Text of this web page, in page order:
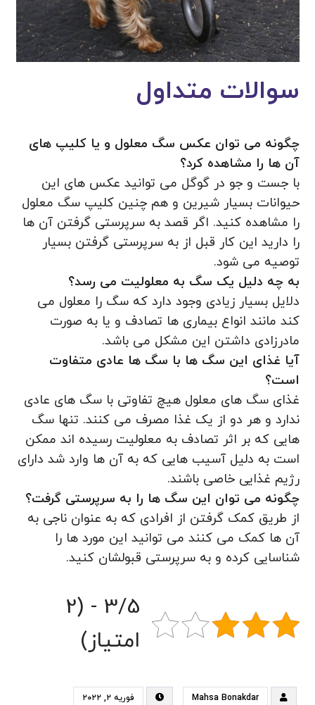
سوالات متداول
چگونه می توان عکس سگ معلول و یا کلیپ های
آن ها را مشاهده کرد؟
با جست و جو در گوگل می توانید عکس های این
حیوانات بسیار شیرین و هم چنین کلیپ سگ معلول
را مشاهده کنید. اگر قصد به سرپرستی گرفتن آن ها
را دارید این کار قبل از به سرپرستی گرفتن بسیار
توصیه می شود.
به چه دلیل یک سگ به معلولیت می رسد؟
دلایل بسیار زیادی وجود دارد که سگ را معلول می
کند مانند انواع بیماری ها تصادف و یا به صورت
مادرزادی داشتن این مشکل می باشد.
آیا غذای این سگ ها با سگ ها عادی متفاوت
است؟
غذای سگ های معلول هیچ تفاوتی با سگ های عادی
ندارد و هر دو از یک غذا مصرف می کنند. تنها سگ
هایی که بر اثر تصادف به معلولیت رسیده اند ممکن
است به دلیل آسیب هایی که به آن ها وارد شد دارای
رژیم غذایی خاصی باشند.
چگونه می توان این سگ ها را به سرپرستی گرفت؟
از طریق کمک گرفتن از افرادی که به عنوان ناجی به
آن ها کمک می کنند می توانید این مورد ها را
شناسایی کرده و به سرپرستی قبولشان کنید.
3/5 - (2
امتیاز)
Mahsa Bonakdar فوریه ۲, ۲۰۲۲